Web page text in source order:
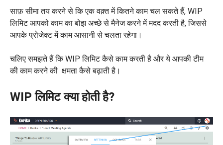
साफ़ सीमा तय करने से कि एक वक़्त में कितने काम चल सकते हैं, WIP
लिमिट आपको काम का बोझ अच्छे से मैनेज करने में मदद करती है, जिससे
आपके प्रोजेक्ट में काम आसानी से चलता रहेगा।
चलिए समझते हैं कि WIP लिमिट कैसे काम करती है और ये आपकी टीम
की काम करने की क्षमता कैसे बढ़ाती है।
WIP लिमिट क्या होती है?